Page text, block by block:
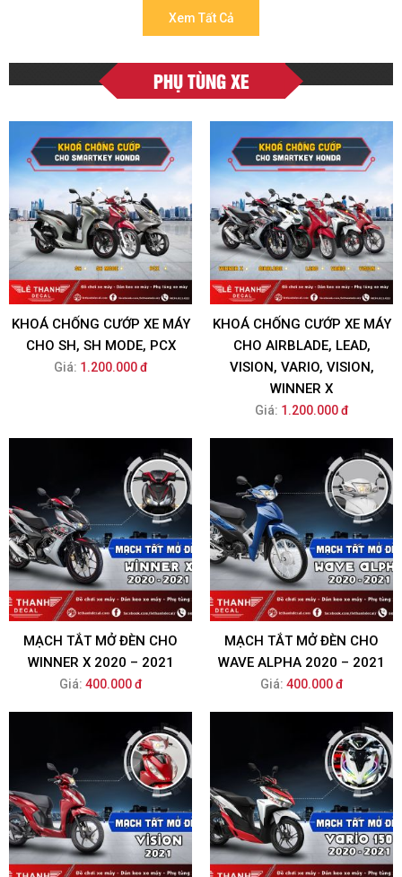
Xem Tất Cả
PHỤ TÙNG XE
KHOÁ CHỐNG CƯỚP XE MÁY
CHO SH, SH MODE, PCX
Giá: 1.200.000 đ
KHOÁ CHỐNG CƯỚP XE MÁY
CHO AIRBLADE, LEAD,
VISION, VARIO, VISION,
WINNER X
Giá: 1.200.000 đ
MẠCH TẮT MỞ ĐÈN CHO
WINNER X 2020 – 2021
Giá: 400.000 đ
MẠCH TẮT MỞ ĐÈN CHO
WAVE ALPHA 2020 – 2021
Giá: 400.000 đ